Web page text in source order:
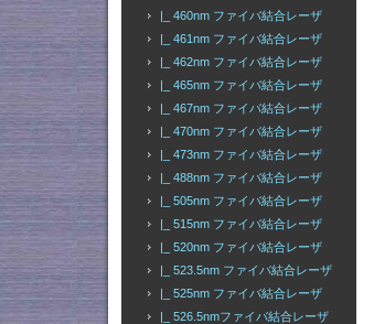
|_ 460nm ファイバ結合レーザ
|_ 461nm ファイバ結合レーザ
|_ 462nm ファイバ結合レーザ
|_ 465nm ファイバ結合レーザ
|_ 467nm ファイバ結合レーザ
|_ 470nm ファイバ結合レーザ
|_ 473nm ファイバ結合レーザ
|_ 488nm ファイバ結合レーザ
|_ 505nm ファイバ結合レーザ
|_ 515nm ファイバ結合レーザ
|_ 520nm ファイバ結合レーザ
|_ 523.5nm ファイバ結合レーザ
|_ 525nm ファイバ結合レーザ
|_ 526.5nmファイバ結合レーザ